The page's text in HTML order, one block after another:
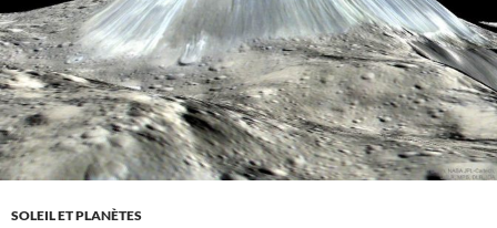
SOLEIL ET PLANÈTES